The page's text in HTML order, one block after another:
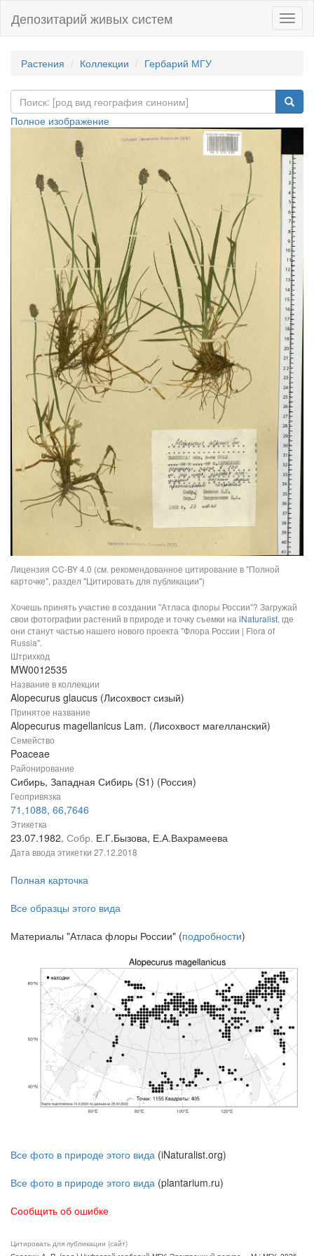
Депозитарий живых систем
Растения Коллекции Гербарий МГУ
Полное изображение
Лицензия CC-BY 4.0 (см. рекомендованное цитирование в "Полной
карточке", раздел "Цитировать для публикации")
Хочешь принять участие в создании "Атласа флоры России"? Загружай
свои фотографии растений в природе и точку съемки наiNaturalist, где
они станут частью нашего нового проекта "Флора России | Flora of
Russia".
Штрихкод
MW0012535
Название в коллекции
Alopecurus glaucus (Лисохвост сизый)
Принятое название
Alopecurus magellanicus Lam. (Лисохвост магелланский)
Семейство
Poaceae
Районирование
Сибирь, Западная Сибирь (S1) (Россия)
Геопривязка
71,1088, 66,7646
Этикетка
23.07.1982. Собр. Е.Г.Бызова, Е.А.Вахрамеева
Дата ввода этикетки 27.12.2018
Полная карточка
Все образцы этого вида
Материалы "Атласа флоры России" (подробности)
Все фото в природе этого вида (iNaturalist.org)
Все фото в природе этого вида (plantarium.ru)
Сообщить об ошибке
Цитировать для публикации (сайт)